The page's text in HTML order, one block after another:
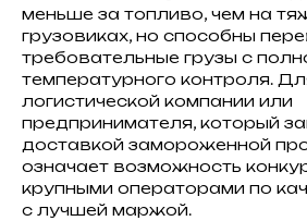
меньше за топливо, чем на
грузовиках, но способны
требовательные грузы с
температурного контроля.
логистической компании или
предпринимателя, который
доставкой замороженной
означает возможность
крупными операторами по
с лучшей маржой.